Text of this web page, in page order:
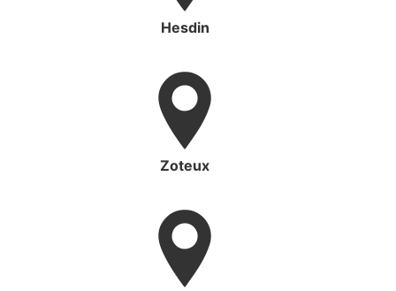
Hesdin
Zoteux